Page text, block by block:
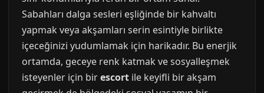
Sabahları dalga sesleri eşliğinde bir kahvaltı
yapmak veya akşamları serin esintiyle birlikte
içeceğinizi yudumlamak için harikadır. Bu enerjik
ortamda, geceye renk katmak ve sosyalleşmek
isteyenler için birescort ile keyifli bir akşam